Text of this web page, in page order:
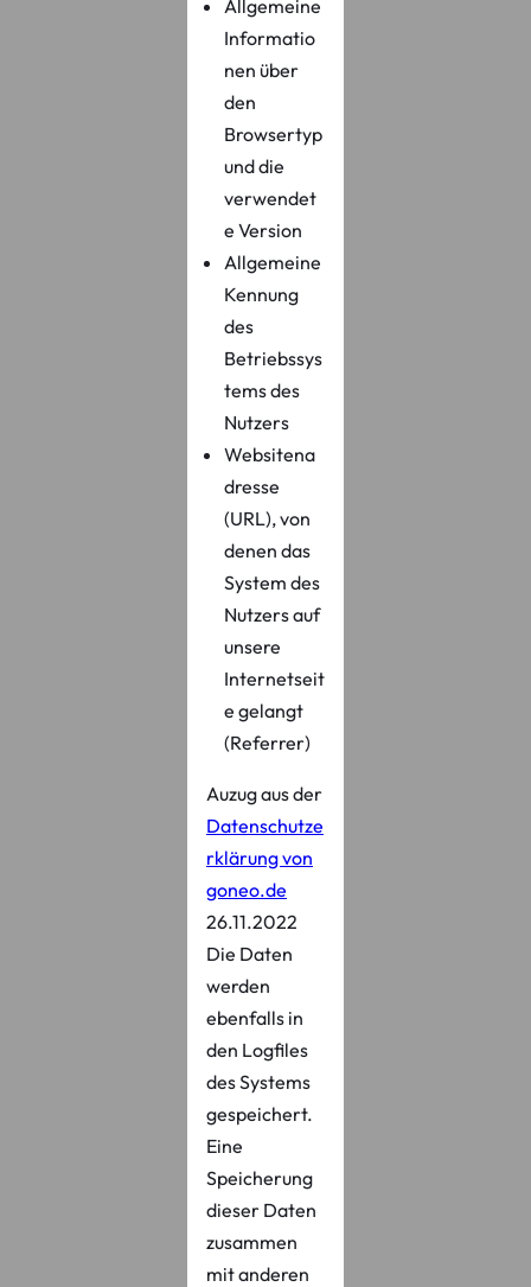
Allgemeine
Informatio
nen über
den
Browsertyp
und die
verwendet
e Version
Allgemeine
Kennung
des
Betriebssys
tems des
Nutzers
Websitena
dresse
(URL), von
denen das
System des
Nutzers auf
unsere
Internetseit
e gelangt
(Referrer)
Auzug aus der
Datenschutze
rklärung von
goneo.de
26.11.2022
Die Daten
werden
ebenfalls in
den Logfiles
des Systems
gespeichert.
Eine
Speicherung
dieser Daten
zusammen
mit anderen